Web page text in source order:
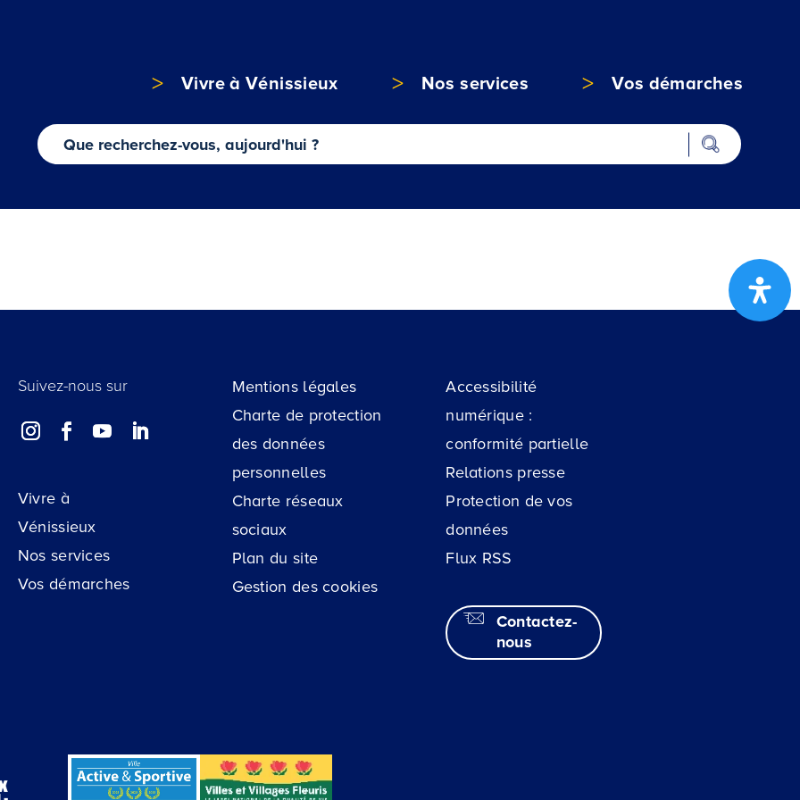
Vivre à Vénissieux Nos services Vos démarches
Suivez-nous sur
Vivre à
Vénissieux
Nos services
Vos démarches
Mentions légales
Charte de protection
des données
personnelles
Charte réseaux
sociaux
Plan du site
Gestion des cookies
Accessibilité
numérique :
conformité partielle
Relations presse
Protection de vos
données
Flux RSS
Contactez-
nous